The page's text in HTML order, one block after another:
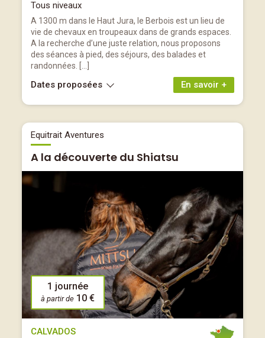
Tous niveaux
A 1300 m dans le Haut Jura, le Berbois est un lieu de
vie de chevaux en troupeaux dans de grands espaces.
A la recherche d’une juste relation, nous proposons
des séances à pied, des séjours, des balades et
randonnées. […]
En savoir +
Dates proposées
Equitrait Aventures
A la découverte du Shiatsu
1 journée
à partir de 10 €
CALVADOS